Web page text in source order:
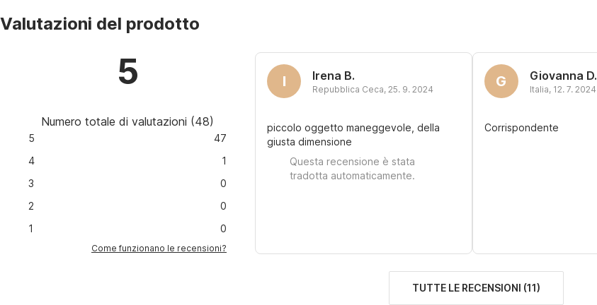
Valutazioni del prodotto
5
Numero totale di valutazioni (48)
5
47
4
1
3
0
2
0
1
0
Come funzionano le recensioni?
I Irena B.
Repubblica Ceca, 25. 9. 2024
piccolo oggetto maneggevole, della
giusta dimensione
Questa recensione è stata
tradotta automaticamente.
G Giovanna D.
Italia, 12. 7. 2024
Corrispondente
TUTTE LE RECENSIONI (11)